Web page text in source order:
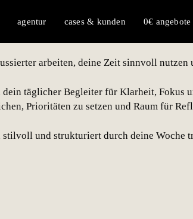
agentur cases & kunden 0€ angebote
arbeiten, deine Zeit sinnvoll nutzen
täglicher Begleiter für Klarheit, Fokus
Prioritäten zu setzen und Raum für
stilvoll und strukturiert durch deine Woche